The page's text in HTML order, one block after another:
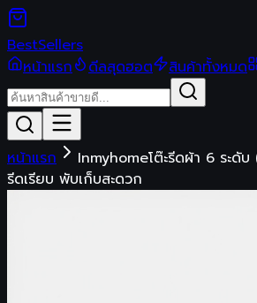
BestSellers
หน้าแรก
ดีลสุดฮอต สินค้าทั้งหมด
หน้าแรก
Inmyhomeโต๊ะรีดผ้า 6 ระดับ
รีดเรียบ พับเก็บสะดวก